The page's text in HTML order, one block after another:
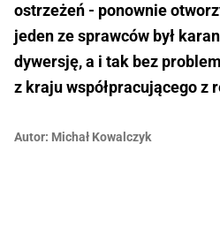
ostrzeżeń - ponownie
jeden ze sprawców był
dywersję, a i tak bez
z kraju współpracującego z
Autor: Michał Kowalczyk